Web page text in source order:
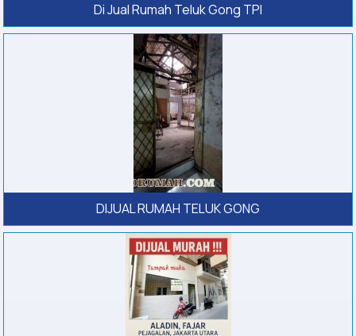
Di Jual Rumah Teluk Gong TPI
DIJUAL RUMAH TELUK GONG